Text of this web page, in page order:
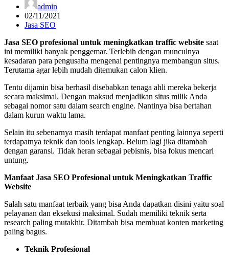
admin
02/11/2021
Jasa SEO
Jasa SEO profesional untuk meningkatkan traffic website saat
ini memiliki banyak penggemar. Terlebih dengan munculnya
kesadaran para pengusaha mengenai pentingnya membangun situs.
Terutama agar lebih mudah ditemukan calon klien.
Tentu dijamin bisa berhasil disebabkan tenaga ahli mereka bekerja
secara maksimal. Dengan maksud menjadikan situs milik Anda
sebagai nomor satu dalam search engine. Nantinya bisa bertahan
dalam kurun waktu lama.
Selain itu sebenarnya masih terdapat manfaat penting lainnya seperti
terdapatnya teknik dan tools lengkap. Belum lagi jika ditambah
dengan garansi. Tidak heran sebagai pebisnis, bisa fokus mencari
untung.
Manfaat Jasa SEO Profesional untuk Meningkatkan Traffic
Website
Salah satu manfaat terbaik yang bisa Anda dapatkan disini yaitu soal
pelayanan dan eksekusi maksimal. Sudah memiliki teknik serta
research paling mutakhir. Ditambah bisa membuat konten marketing
paling bagus.
Teknik Profesional